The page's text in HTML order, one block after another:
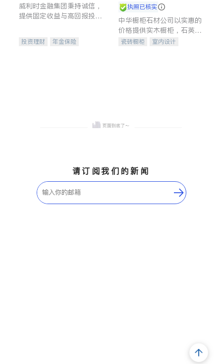
威利时金融集团秉持诚信，
提供固定收益与高回报投资
合，助力客户实现目标
投资理财
年金保险
执照已核实
中华橱柜石材公司以实惠的
价格提供实木橱柜，石英石
台面，多种优质不锈钢水
瓷砖橱柜
室内设计
请订阅我们的新闻